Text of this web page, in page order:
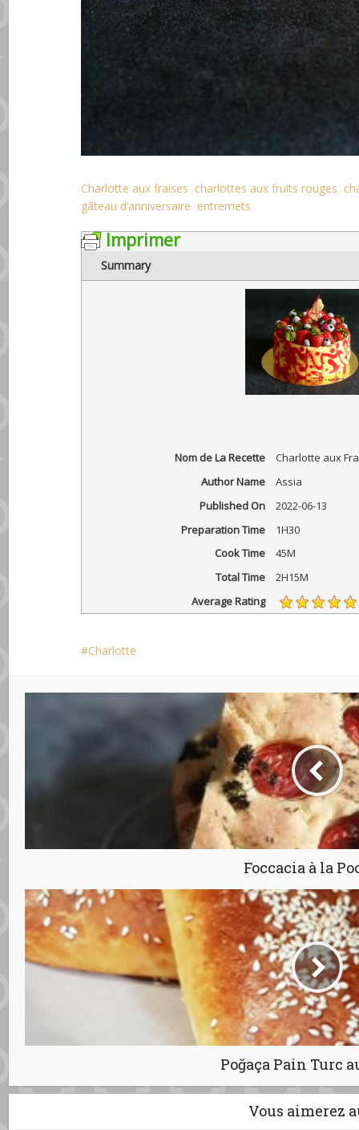
Charlotte aux fraises charlottes aux fruits rouges
gâteau d’anniversaire entremets
Imprimer
Summary
Nom de La Recette
Charlotte aux
Author Name
Assia
Published On
2022-06-13
Preparation Time
1H30
Cook Time
45M
Total Time
2H15M
Average Rating
Charlotte
Foccacia à la
Poğaça Pain Turc
Vous aimerez